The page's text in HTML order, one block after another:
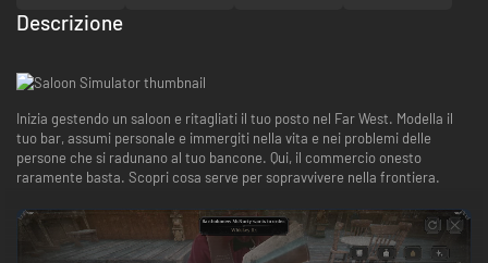
Descrizione
Inizia gestendo un saloon e ritagliati il tuo posto nel Far West. Modella il
tuo bar, assumi personale e immergiti nella vita e nei problemi delle
persone che si radunano al tuo bancone. Qui, il commercio onesto
raramente basta. Scopri cosa serve per sopravvivere nella frontiera.